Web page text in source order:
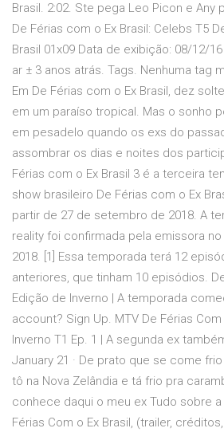
Brasil. 2:02. Ste pega Leo Picon e Any
De Férias com o Ex Brasil: Celebs T5
Brasil 01x09 Data de exibição: 08/12/
ar ± 3 anos atrás. Tags. Nenhuma tag
Em De Férias com o Ex Brasil, dez
em um paraíso tropical. Mas o sonho
em pesadelo quando os exs do
assombrar os dias e noites dos
Férias com o Ex Brasil 3 é a terceira
show brasileiro De Férias com o Ex
partir de 27 de setembro de 2018. A
reality foi confirmada pela emissora
2018. [1] Essa temporada terá 12
anteriores, que tinham 10 episódios.
Edição de Inverno | A temporada
account? Sign Up. MTV De Férias Com
Inverno T1 Ep. 1 | A segunda ex
January 21 · De prato que se come
tô na Nova Zelândia e tá frio pra
conhece daqui o meu ex Tudo sobre
Férias Com o Ex Brasil, (trailer,